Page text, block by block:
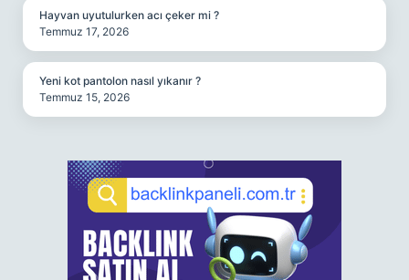
Hayvan uyutulurken acı çeker mi ?
Temmuz 17, 2026
Yeni kot pantolon nasıl yıkanır ?
Temmuz 15, 2026